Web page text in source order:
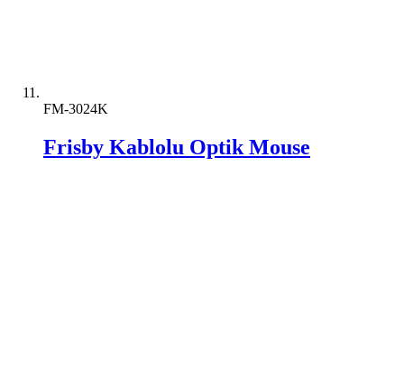
FM-3024K
Frisby Kablolu Optik Mouse